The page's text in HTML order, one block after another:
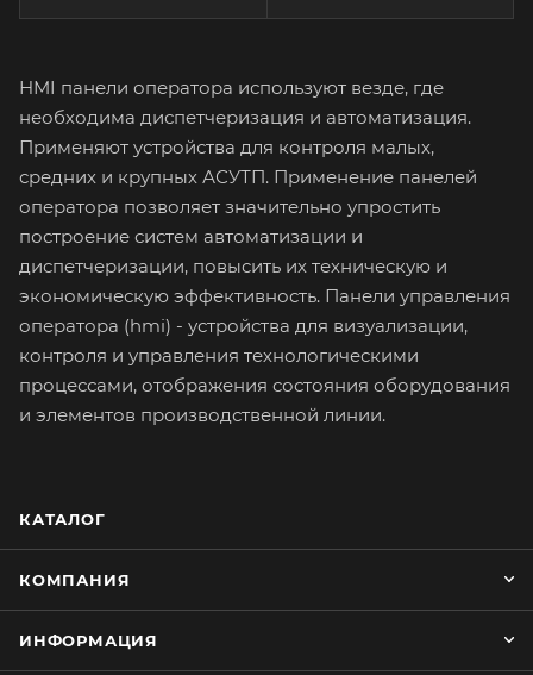
HMI панели оператора используют везде, где
необходима диспетчеризация и автоматизация.
Применяют устройства для контроля малых,
средних и крупных АСУТП. Применение панелей
оператора позволяет значительно упростить
построение систем автоматизации и
диспетчеризации, повысить их техническую и
экономическую эффективность. Панели управления
оператора (hmi) - устройства для визуализации,
контроля и управления технологическими
процессами, отображения состояния оборудования
и элементов производственной линии.
КАТАЛОГ
КОМПАНИЯ
ИНФОРМАЦИЯ